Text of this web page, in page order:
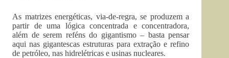
As matrizes energéticas, via-de-regra, se produzem a
partir de uma lógica concentrada e concentradora,
além de serem reféns do gigantismo – basta pensar
aqui nas gigantescas estruturas para extração e refino
de petróleo, nas hidrelétricas e usinas nucleares.